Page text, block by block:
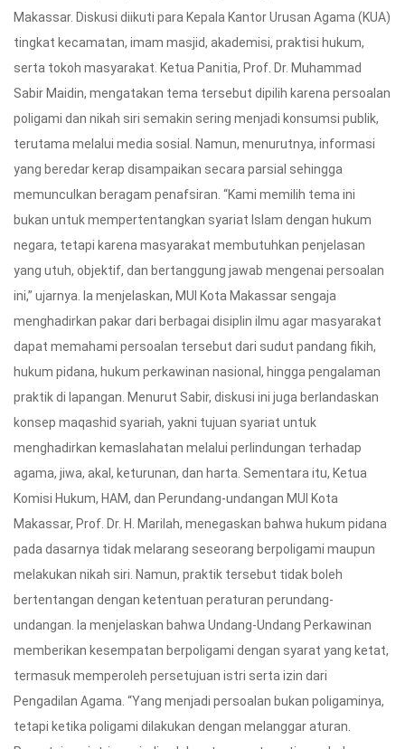
Makassar. Diskusi diikuti para Kepala Kantor Urusan Agama (KUA)
tingkat kecamatan, imam masjid, akademisi, praktisi hukum,
serta tokoh masyarakat. Ketua Panitia, Prof. Dr. Muhammad
Sabir Maidin, mengatakan tema tersebut dipilih karena persoalan
poligami dan nikah siri semakin sering menjadi konsumsi publik,
terutama melalui media sosial. Namun, menurutnya, informasi
yang beredar kerap disampaikan secara parsial sehingga
memunculkan beragam penafsiran. “Kami memilih tema ini
bukan untuk mempertentangkan syariat Islam dengan hukum
negara, tetapi karena masyarakat membutuhkan penjelasan
yang utuh, objektif, dan bertanggung jawab mengenai persoalan
ini,” ujarnya. Ia menjelaskan, MUI Kota Makassar sengaja
menghadirkan pakar dari berbagai disiplin ilmu agar masyarakat
dapat memahami persoalan tersebut dari sudut pandang fikih,
hukum pidana, hukum perkawinan nasional, hingga pengalaman
praktik di lapangan. Menurut Sabir, diskusi ini juga berlandaskan
konsep maqashid syariah, yakni tujuan syariat untuk
menghadirkan kemaslahatan melalui perlindungan terhadap
agama, jiwa, akal, keturunan, dan harta. Sementara itu, Ketua
Komisi Hukum, HAM, dan Perundang-undangan MUI Kota
Makassar, Prof. Dr. H. Marilah, menegaskan bahwa hukum pidana
pada dasarnya tidak melarang seseorang berpoligami maupun
melakukan nikah siri. Namun, praktik tersebut tidak boleh
bertentangan dengan ketentuan peraturan perundang-
undangan. Ia menjelaskan bahwa Undang-Undang Perkawinan
memberikan kesempatan berpoligami dengan syarat yang ketat,
termasuk memperoleh persetujuan istri serta izin dari
Pengadilan Agama. “Yang menjadi persoalan bukan poligaminya,
tetapi ketika poligami dilakukan dengan melanggar aturan.